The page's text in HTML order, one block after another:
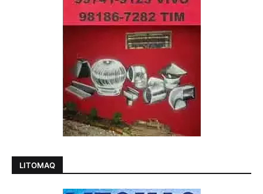
LITOMAQ